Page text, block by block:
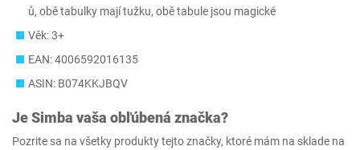
ů, obě tabulky mají tužku, obě tabule jsou magické
Věk: 3+
EAN: 4006592016135
ASIN: B074KKJBQV
JeSimba vaša obľúbená značka?
Pozrite sa na všetky produkty tejto značky, ktoré mám na sklade na